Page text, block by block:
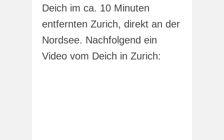
Deich im ca. 10 Minuten
entfernten Zurich, direkt an der
Nordsee. Nachfolgend ein
Video vom Deich in Zurich: